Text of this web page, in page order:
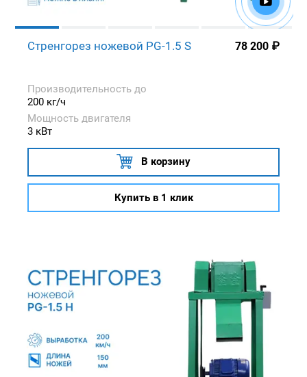
Стренгорез ножевой PG-1.5 S 78 200 ₽
Производительность до
200 кг/ч
Мощность двигателя
3 кВт
В корзину
Купить в 1 клик